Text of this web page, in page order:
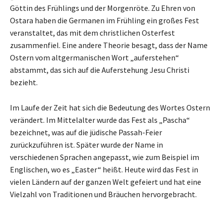
Göttin des Frühlings und der Morgenröte. Zu Ehren von
Ostara haben die Germanen im Frühling ein großes Fest
veranstaltet, das mit dem christlichen Osterfest
zusammenfiel. Eine andere Theorie besagt, dass der Name
Ostern vom altgermanischen Wort „auferstehen“
abstammt, das sich auf die Auferstehung Jesu Christi
bezieht.
Im Laufe der Zeit hat sich die Bedeutung des Wortes Ostern
verändert. Im Mittelalter wurde das Fest als „Pascha“
bezeichnet, was auf die jüdische Passah-Feier
zurückzuführen ist. Später wurde der Name in
verschiedenen Sprachen angepasst, wie zum Beispiel im
Englischen, wo es „Easter“ heißt. Heute wird das Fest in
vielen Ländern auf der ganzen Welt gefeiert und hat eine
Vielzahl von Traditionen und Bräuchen hervorgebracht.